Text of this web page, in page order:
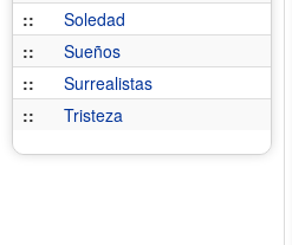
::
Soledad
::
Sueños
::
Surrealistas
::
Tristeza